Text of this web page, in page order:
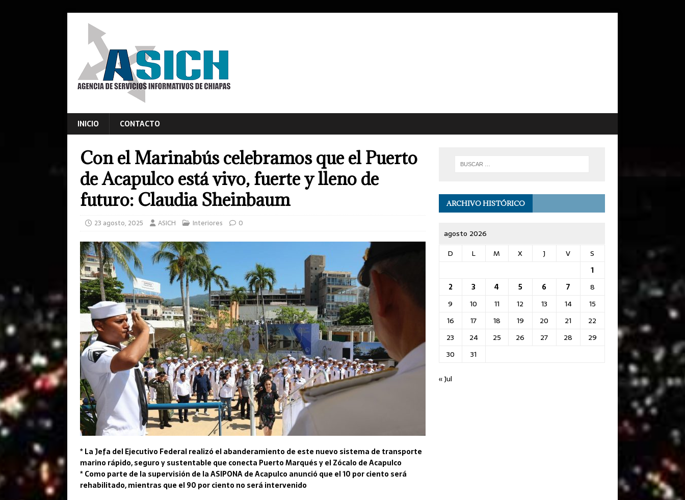
INICIO CONTACTO
Con el Marinabús celebramos que el Puerto
de Acapulco está vivo, fuerte y lleno de
futuro: Claudia Sheinbaum
23 agosto, 2025 ASICH Interiores 0
* La Jefa del Ejecutivo Federal realizó el abanderamiento de este nuevo sistema de transporte
marino rápido, seguro y sustentable que conecta Puerto Marqués y el Zócalo de Acapulco
* Como parte de la supervisión de la ASIPONA de Acapulco anunció que el 10 por ciento será
rehabilitado, mientras que el 90 por ciento no será intervenido
ARCHIVO HISTÓRICO
agosto 2026
D
L M X J V
S
1
2
3 4 5 6 7
8
9
10 11 12 13 14
15
16
17 18 19 20 21
22
23
24 25 26 27 28
29
30
31
« Jul